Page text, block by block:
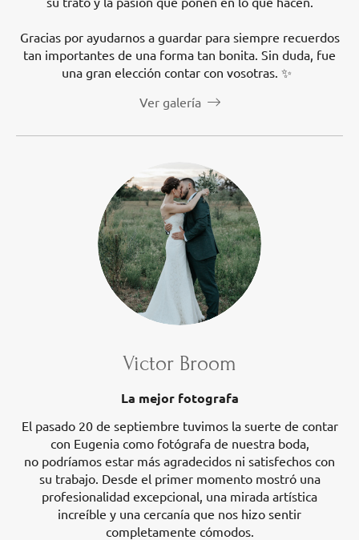
Gracias por ayudarnos a guardar para siempre recuerdos
tan importantes de una forma tan bonita. Sin duda, fue
una gran elección contar con vosotras. ✨
Ver galería
Victor Broom
La mejor fotografa
El pasado 20 de septiembre tuvimos la suerte de contar
con Eugenia como fotógrafa de nuestra boda,
no podríamos estar más agradecidos ni satisfechos con
su trabajo. Desde el primer momento mostró una
profesionalidad excepcional, una mirada artística
increíble y una cercanía que nos hizo sentir
completamente cómodos.